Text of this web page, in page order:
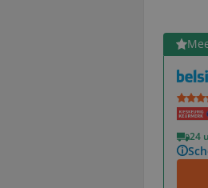
24
Bekijk